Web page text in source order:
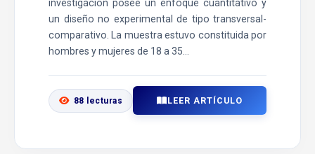
investigación posee un enfoque cuantitativo y
un diseño no experimental de tipo transversal-
comparativo. La muestra estuvo constituida por
hombres y mujeres de 18 a 35...
88 lecturas LEER ARTÍCULO